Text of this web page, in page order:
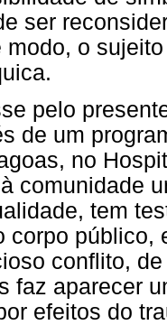
ser
modo, o
pelo
de um
no
comunidade
tem
corpo público,
conflito,
faz aparecer
efeitos do